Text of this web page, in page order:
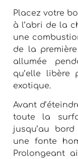
Placez votre
à l’abri de la
une
de la
allumée
qu’elle libère
exotique.
Avant
toute la
jusqu’au
une fonte
Prolongeant